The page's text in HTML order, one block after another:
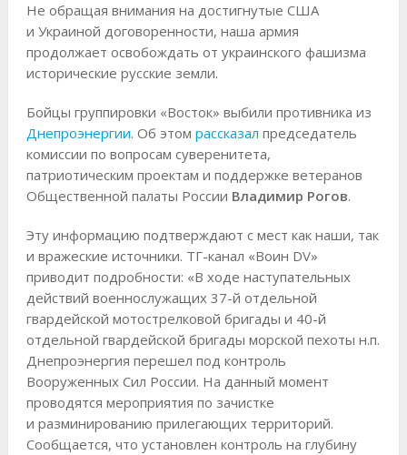
Не обращая внимания на достигнутые США
и Украиной договоренности, наша армия
продолжает освобождать от украинского фашизма
исторические русские земли.
Бойцы группировки «Восток» выбили противника из
Днепроэнергии. Об этом рассказал председатель
комиссии по вопросам суверенитета,
патриотическим проектам и поддержке ветеранов
Общественной палаты России Владимир Рогов.
Эту информацию подтверждают с мест как наши, так
и вражеские источники. ТГ-канал «Воин DV»
приводит подробности: «В ходе наступательных
действий военнослужащих 37-й отдельной
гвардейской мотострелковой бригады и 40-й
отдельной гвардейской бригады морской пехоты н.п.
Днепроэнергия перешел под контроль
Вооруженных Сил России. На данный момент
проводятся мероприятия по зачистке
и разминированию прилегающих территорий.
Сообщается, что установлен контроль на глубину